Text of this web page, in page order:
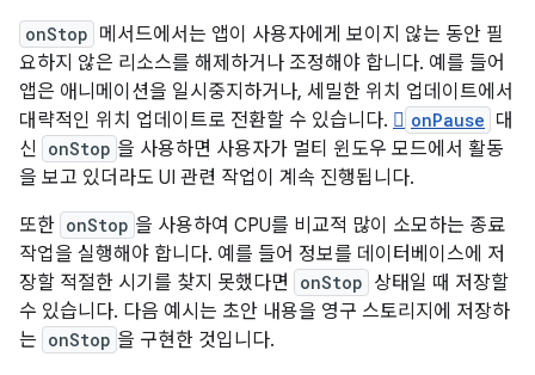
onStop 메서드에서는 앱이 사용자에게 보이지 않는 동안 필
요하지 않은 리소스를 해제하거나 조정해야 합니다. 예를 들어
앱은 애니메이션을 일시중지하거나, 세밀한 위치 업데이트에서
대략적인 위치 업데이트로 전환할 수 있습니다.  onPause 대
신
onStop 을 사용하면 사용자가 멀티 윈도우 모드에서 활동
을 보고 있더라도 UI 관련 작업이 계속 진행됩니다.
또한 onStop 을 사용하여 CPU를 비교적 많이 소모하는 종료
작업을 실행해야 합니다. 예를 들어 정보를 데이터베이스에 저
장할 적절한 시기를 찾지 못했다면
onStop 상태일 때 저장할
수 있습니다. 다음 예시는 초안 내용을 영구 스토리지에 저장하
는 onStop 을 구현한 것입니다.